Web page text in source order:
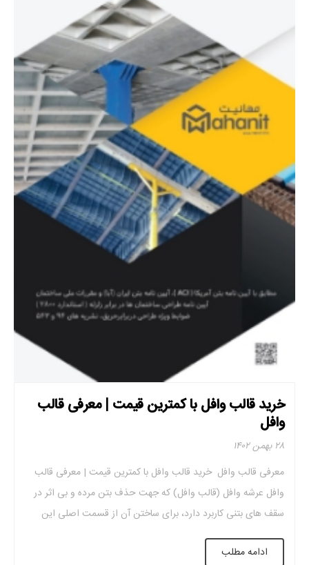
خرید قالب وافل با کمترین قیمت | معرفی قالب
وافل
۲۸ بهمن ۱۴۰۲
معرفی قالب وافل خرید قالب وافل با کمترین قیمت | معرفی قالب
وافل عرشه وافل (قالب وافل) که جهت حذف بتن مرده و بی اثر در
سقف های بتنی کاربرد دارد، برای ساختن آن از قسمت اصلی این
سازه قالب های وافل استفاده می کنند. که در انواع مختلف قالب
سقف وافل از جنس پلاستیک […]
ادامه مطلب